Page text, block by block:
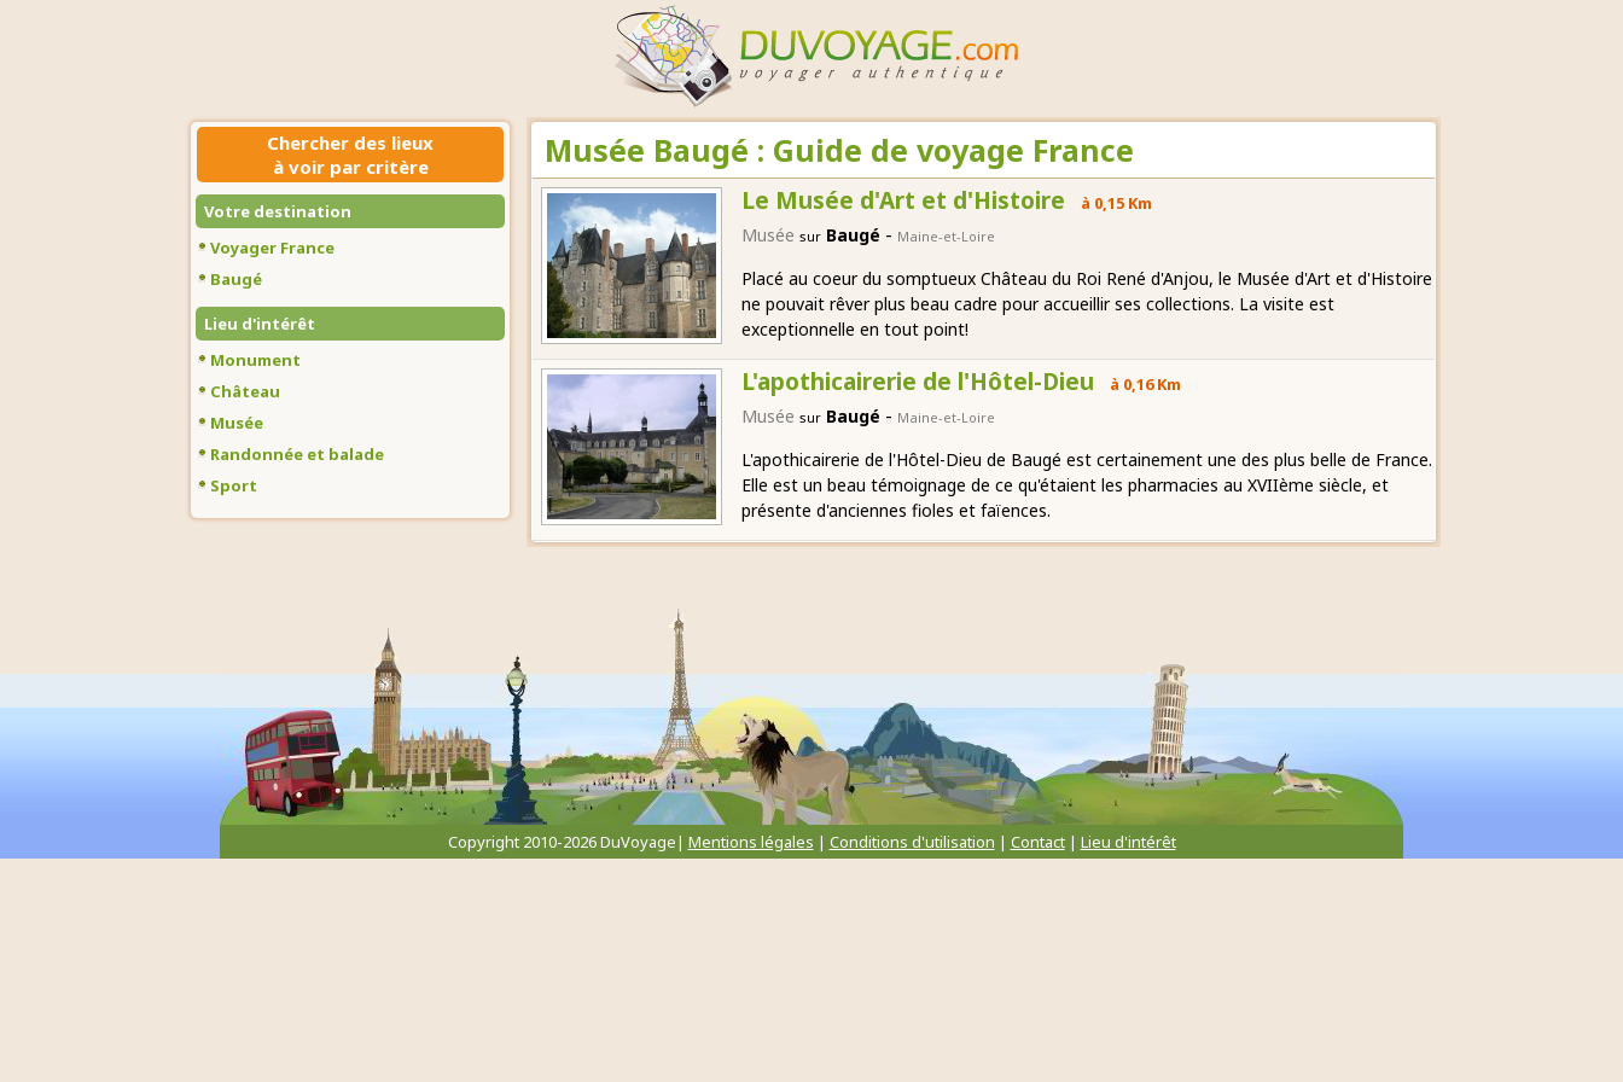
Chercher des lieux
à voir par critère
Votre destination
Voyager France
Baugé
Lieu d'intérêt
Monument
Château
Musée
Randonnée et balade
Sport
Musée Baugé : Guide de voyage France
Le Musée d'Art et d'Histoire à 0,15 Km
Musée sur Baugé - Maine-et-Loire
Placé au coeur du somptueux Château du Roi René d'Anjou, le Musée d'Art et d'Histoire
ne pouvait rêver plus beau cadre pour accueillir ses collections. La visite est
exceptionnelle en tout point!
L'apothicairerie de l'Hôtel-Dieu à 0,16 Km
Musée sur Baugé - Maine-et-Loire
L'apothicairerie de l'Hôtel-Dieu de Baugé est certainement une des plus belle de France.
Elle est un beau témoignage de ce qu'étaient les pharmacies au XVIIème siècle, et
présente d'anciennes fioles et faïences.
Copyright 2010-2026 DuVoyage| Mentions légales | Conditions d'utilisation | Contact| Lieu d'intérêt